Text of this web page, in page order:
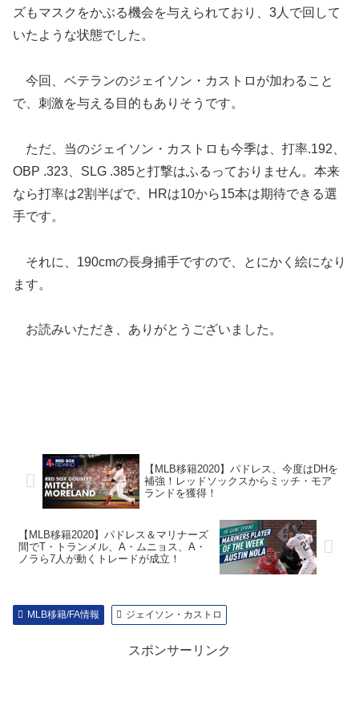
ズもマスクをかぶる機会を与えられており、3人で回して
いたような状態でした。
今回、ベテランのジェイソン・カストロが加わること
で、刺激を与える目的もありそうです。
ただ、当のジェイソン・カストロも今季は、打率.192、
OBP .323、SLG .385と打撃はふるっておりません。本来
なら打率は2割半ばで、HRは10から15本は期待できる選
手です。
それに、190cmの長身捕手ですので、とにかく絵になり
ます。
お読みいただき、ありがとうございました。
【MLB移籍2020】パドレス、今度はDHを
補強！レッドソックスからミッチ・モア
ランドを獲得！
【MLB移籍2020】パドレス＆マリナーズ
間でT・トランメル、A・ムニョス、A・
ノラら7人が動くトレードが成立！
MLB移籍/FA情報 ジェイソン・カストロ
スポンサーリンク